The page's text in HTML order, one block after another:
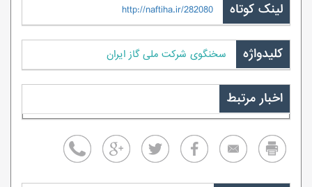
لینک کوتاه http://naftiha.ir/282080
کلیدواژه سخنگوی شرکت ملی گاز ایران
اخبار مرتبط